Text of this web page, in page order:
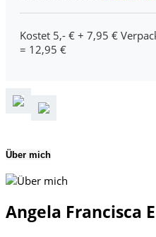
Kostet 5,- € + 7,95 €
= 12,95 €
Über mich
Angela Francisca